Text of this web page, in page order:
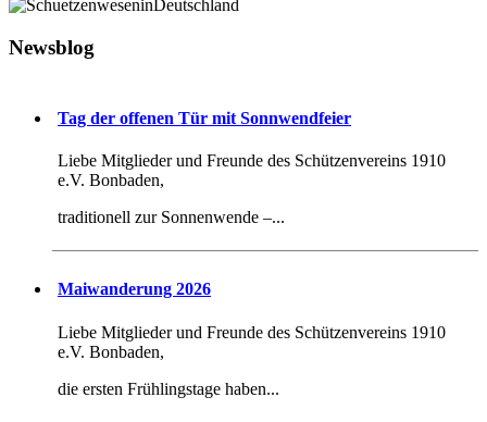
Newsblog
Tag der offenen Tür mit Sonnwendfeier
Liebe Mitglieder und Freunde des Schützenvereins 1910
e.V. Bonbaden,
traditionell zur Sonnenwende –...
Maiwanderung 2026
Liebe Mitglieder und Freunde des Schützenvereins 1910
e.V. Bonbaden,
die ersten Frühlingstage haben...